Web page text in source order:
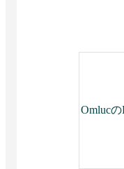
Omluc